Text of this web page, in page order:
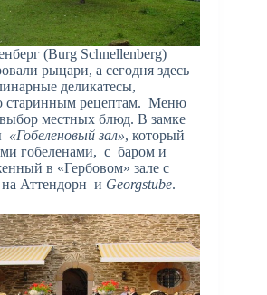
(Burg Schnellenberg)
рыцари, а сегодня здесь
деликатесы,
старинным рецептам. Меню
местных блюд. В замке
«Гобеленовый зал», который
гобеленами, с баром и
в «Гербовом» зале с
Аттендорн и Georgstube.